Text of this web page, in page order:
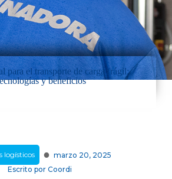
para el transporte de carga frágil:
y beneficios
logísticos ·marzo 20, 2025
Escrito por Coordi